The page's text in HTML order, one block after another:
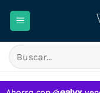
Buscar
por: